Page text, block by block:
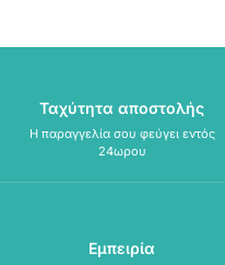
Ταχύτητα αποστολής
Η παραγγελία σου φεύγει εντός
24ωρου
Εμπειρία